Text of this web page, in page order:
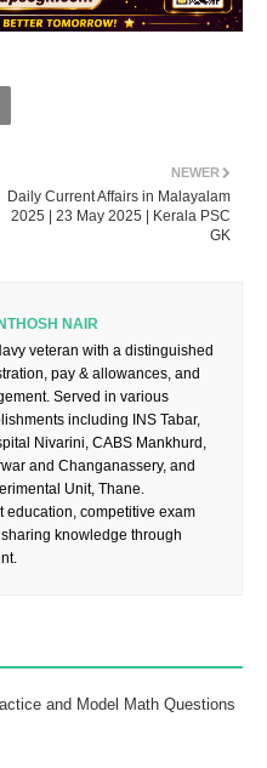
NEWER
Daily Current Affairs in Malayalam
2025 | 23 May 2025 | Kerala PSC
GK
NAIR
veteran with a distinguished
pay & allowances, and
Served in various
including INS Tabar,
Nivarini, CABS Mankhurd,
and Changanassery, and
Unit, Thane.
education, competitive exam
knowledge through
and Model Math Questions